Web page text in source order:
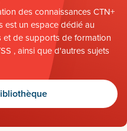
des connaissances CTN+
est un espace dédié au
de supports de formation
, ainsi que d'autres sujets